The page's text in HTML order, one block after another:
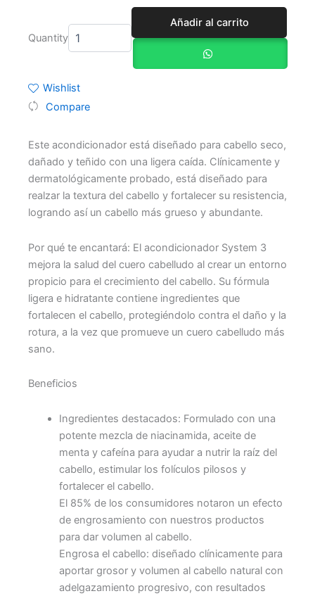
Quantity
Acondicionador
1000ml
cantidad
Añadir al carrito
Wishlist
Compare
Este acondicionador está diseñado para cabello seco,
dañado y teñido con una ligera caída. Clínicamente y
dermatológicamente probado, está diseñado para
realzar la textura del cabello y fortalecer su resistencia,
logrando así un cabello más grueso y abundante.
Por qué te encantará: El acondicionador System 3
mejora la salud del cuero cabelludo al crear un entorno
propicio para el crecimiento del cabello. Su fórmula
ligera e hidratante contiene ingredientes que
fortalecen el cabello, protegiéndolo contra el daño y la
rotura, a la vez que promueve un cuero cabelludo más
sano.
Beneficios
Ingredientes destacados: Formulado con una
potente mezcla de niacinamida, aceite de
menta y cafeína para ayudar a nutrir la raíz del
cabello, estimular los folículos pilosos y
fortalecer el cabello.
El 85% de los consumidores notaron un efecto
de engrosamiento con nuestros productos
para dar volumen al cabello.
Engrosa el cabello: diseñado clínicamente para
aportar grosor y volumen al cabello natural con
adelgazamiento progresivo, con resultados